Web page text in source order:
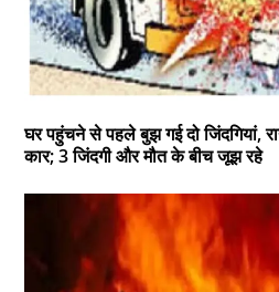
घर पहुंचने से पहले बुझ गई दो जिंदगियां,
कार; 3 जिंदगी और मौत के बीच जूझ रहे